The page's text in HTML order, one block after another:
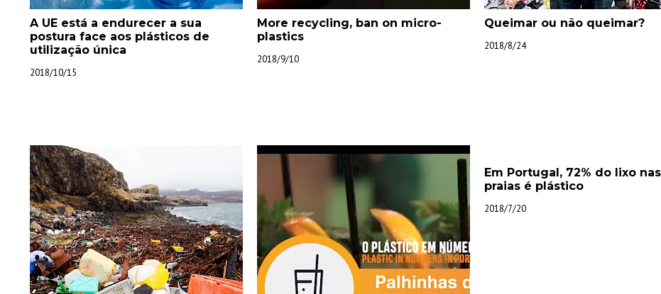
A UE está a endurecer a sua
postura face aos plásticos de
utilização única
2018/10/15
More recycling, ban on micro-
plastics
2018/9/10
Queimar ou não queimar?
2018/8/24
Em Portugal, 72% do lixo nas
praias é plástico
2018/7/20